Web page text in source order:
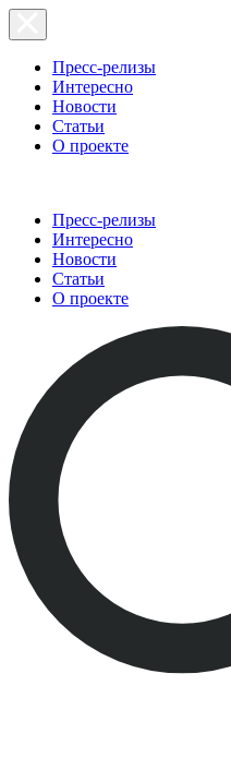
Пресс-релизы
Интересно
Новости
Статьи
О проекте
Пресс-релизы
Интересно
Новости
Статьи
О проекте